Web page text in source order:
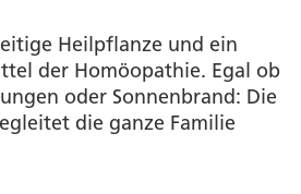
Heilpflanze und ein
der Homöopathie. Egal ob
oder Sonnenbrand: Die
die ganze Familie